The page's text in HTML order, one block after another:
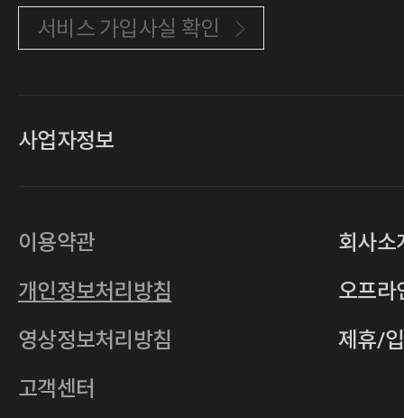
22/05/04
서비스 가입사실 확인
사업자정보
사업자등록번호
통신판매업 2011-서울중구-0149
주소 서울특별시 중구 다산로14길 12 (신당
호스팅사업자
이용약관
개인정보처리방침
영상정보처리방침
고객센터
회사소
오프라
제휴/